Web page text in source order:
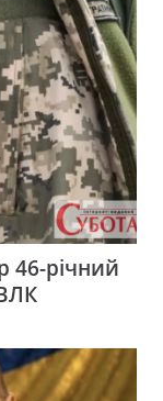
46-річний